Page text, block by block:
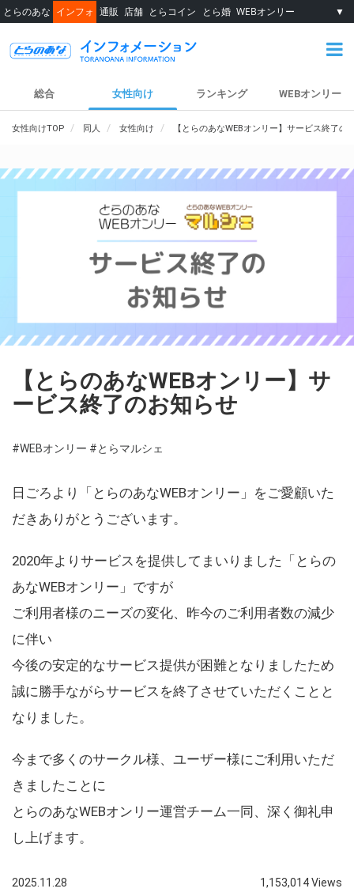
とらのあな インフォ 通販 店舗 とらコイン とら婚 WEBオンリー ▼
総合 女性向け ランキング WEBオンリー
女性向けTOP 同人 女性向け 【とらのあなWEBオンリー】サービス終了の
【とらのあなWEBオンリー】サ
ービス終了のお知らせ
#WEBオンリー #とらマルシェ
日ごろより「とらのあなWEBオンリー」をご愛顧いた
だきありがとうございます。
2020年よりサービスを提供してまいりました「とらの
あなWEBオンリー」ですが
ご利用者様のニーズの変化、昨今のご利用者数の減少
に伴い
今後の安定的なサービス提供が困難となりましたため
誠に勝手ながらサービスを終了させていただくことと
なりました。
今まで多くのサークル様、ユーザー様にご利用いただ
きましたことに
とらのあなWEBオンリー運営チーム一同、深く御礼申
し上げます。
2025.11.28 1,153,014 Views